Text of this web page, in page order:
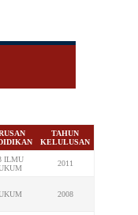
TAHUN
KELULUSAN
ILMU
2011
2008